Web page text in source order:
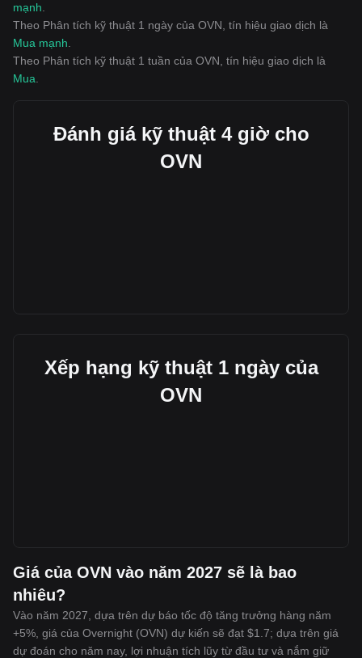
mạnh
Theo Phân tích kỹ thuật 1 ngày của OVN, tín hiệu giao dịch là
Mua mạnh
Theo Phân tích kỹ thuật 1 tuần của OVN, tín hiệu giao dịch là
Mua
Đánh giá kỹ thuật 4 giờ cho
OVN
Xếp hạng kỹ thuật 1 ngày của
OVN
Giá của OVN vào năm 2027 sẽ là bao
nhiêu?
Vào năm 2027, dựa trên dự báo tốc độ tăng trưởng hàng năm
+5%, giá của Overnight (OVN) dự kiến sẽ đạt $1.7; dựa trên giá
dự đoán cho năm nay, lợi nhuận tích lũy từ đầu tư và nắm giữ